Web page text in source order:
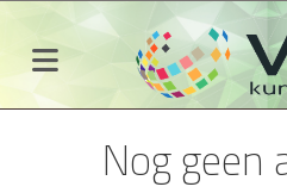
Nog geen